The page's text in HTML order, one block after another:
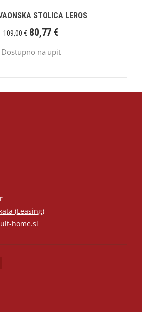
STOLICA LEROS
109,00€ 80,77 €
Dostupno na upit
(Leasing)
home.si